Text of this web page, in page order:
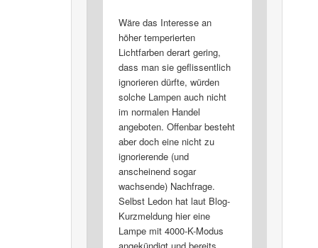
Wäre das Interesse an
höher temperierten
Lichtfarben derart gering,
dass man sie geflissentlich
ignorieren dürfte, würden
solche Lampen auch nicht
im normalen Handel
angeboten. Offenbar besteht
aber doch eine nicht zu
ignorierende (und
anscheinend sogar
wachsende) Nachfrage.
Selbst Ledon hat laut Blog-
Kurzmeldung hier eine
Lampe mit 4000-K-Modus
angekündigt und bereits